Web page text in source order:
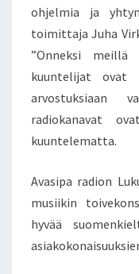
ohjelmia ja
toimittaja Juha
”Onneksi
kuuntelijat ovat
arvostuksiaan
radiokanavat
kuuntelematta.
Avasipa radion
musiikin
hyvää